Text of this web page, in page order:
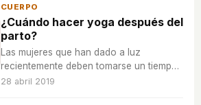
CUERPO
¿Cuándo hacer yoga después del
parto?
Las mujeres que han dado a luz
recientemente deben tomarse un tiempo
de descanso antes de empezar con las
28 abril 2019